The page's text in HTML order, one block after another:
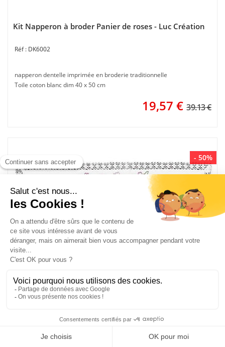
Kit Napperon à broder Panier de roses - Luc Création
DK6002
napperon dentelle imprimée en broderie traditionnelle
Toile coton blanc dim 40 x 50 cm
19,57 € 39.13 €
- 50%